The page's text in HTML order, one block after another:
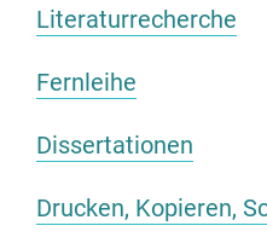
Literaturrecherche
Fernleihe
Dissertationen
Drucken, Kopieren,